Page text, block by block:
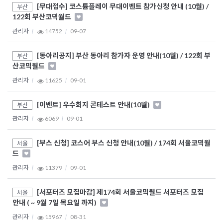
부산
[무대접수] 코스튬플레이 무대이벤트 참가신청 안내 (10월) /
122회 부산코믹월드
관리자 14752 09-07
부산
[동아리공지] 부산 동아리 참가자 운영 안내(10월) / 122회 부
산코믹월드
관리자 11625 09-01
부산 [이벤트] 우수회지 콘테스트 안내(10월)
관리자 6069 09-01
서울
[부스 신청] 코스어 부스 신청 안내(10월) / 174회 서울코믹월
드
관리자 11379 09-01
서울
[서포터즈 모집마감] 제174회 서울코믹월드 서포터즈 모집
안내 ( ~ 9월 7일 목요일 까지)
관리자 15967 08-31